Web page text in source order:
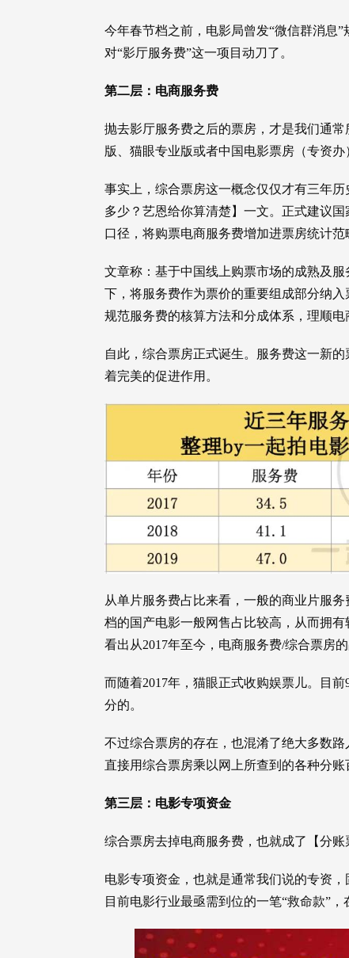
今年春节档之前，电影局曾发“微信群消息
对“影厅服务费”这一项目动刀了。
第二层：电商服务费
抛去影厅服务费之后的票房，才是我们通
版、猫眼专业版或者中国电影票房（专资
事实上，综合票房这一概念仅仅才有三年
多少？艺恩给你算清楚】一文。正式建议
口径，将购票电商服务费增加进票房统计范
文章称：基于中国线上购票市场的成熟及
下，将服务费作为票价的重要组成部分纳
规范服务费的核算方法和分成体系，理顺
自此，综合票房正式诞生。服务费这一新
着完美的促进作用。
从单片服务费占比来看，一般的商业片服
档的国产电影一般网售占比较高，从而拥
看出从2017年至今，电商服务费/综合票房的
而随着2017年，猫眼正式收购娱票儿。目
分的。
不过综合票房的存在，也混淆了绝大多数
直接用综合票房乘以网上所查到的各种分账
第三层：电影专项资金
综合票房去掉电商服务费，也就成了【分
电影专项资金，也就是通常我们说的专资
目前电影行业最亟需到位的一笔“救命款”